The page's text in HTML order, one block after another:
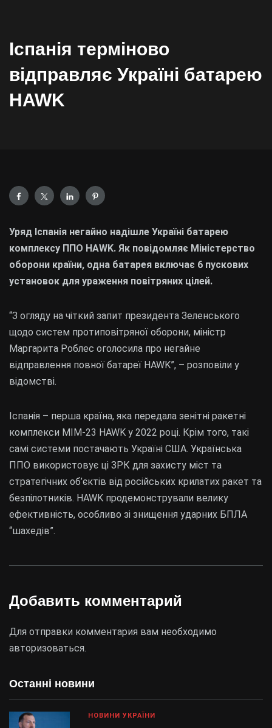
Іспанія терміново
відправляє Україні батарею
HAWK
Останні новини
НОВИНИ УКРАЇНИ
Уряд Іспанія негайно надішле Україні батарею
комплексу ППО HAWK. Як повідомляє Міністерство
оборони країни, одна батарея включає 6 пускових
установок для ураження повітряних цілей.
“З огляду на чіткий запит президента Зеленського
щодо систем протиповітряної оборони, міністр
Маргарита Роблес оголосила про негайне
відправлення повної батареї HAWK”, – розповіли у
відомстві.
Іспанія – перша країна, яка передала зенітні ракетні
комплекси MIM-23 HAWK у 2022 році. Крім того, такі
самі системи постачають Україні США. Українська
ППО використовує ці ЗРК для захисту міст та
стратегічних об’єктів від російських крилатих ракет та
безпілотників. HAWK продемонстрували велику
ефективність, особливо зі знищення ударних БПЛА
“шахедів”.
Добавить комментарий
Для отправки комментария вам необходимо
авторизоваться.